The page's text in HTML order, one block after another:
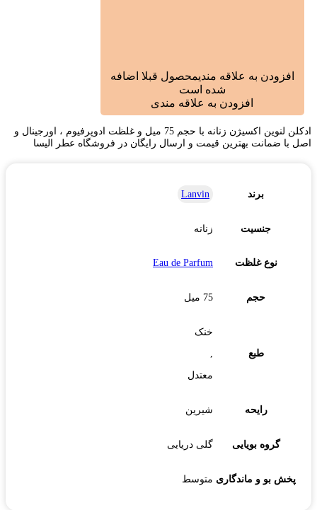
افزودن به علاقه مندیمحصول قبلا اضافه
شده است
افزودن به علاقه مندی
ادکلن لنوین اکسیژن زنانه با حجم 75 میل و غلظت ادوپرفیوم ، اورجینال و
اصل با ضمانت بهترین قیمت و ارسال رایگان در فروشگاه عطر الیسا
برند Lanvin
جنسیت زنانه
نوع غلظت Eau de Parfum
حجم 75 میل
طبع
خنک
,
معتدل
رایحه شیرین
گروه بویایی گلی دریایی
پخش بو و ماندگاری متوسط